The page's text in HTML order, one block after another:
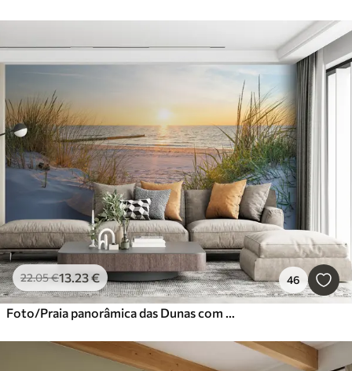
22.05€13.23€ 46
Foto/Praia panorâmica das Dunas com pôr do sol